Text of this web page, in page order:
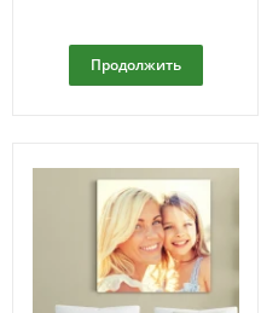
Продолжить